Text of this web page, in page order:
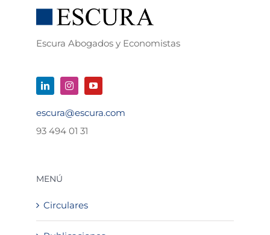
Escura Abogados y Economistas
escura@escura.com
93 494 01 31
MENÚ
Circulares